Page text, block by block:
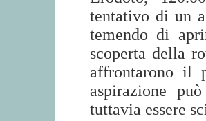
tentativo di un
temendo di
scoperta della
affrontarono il
aspirazione
tuttavia essere